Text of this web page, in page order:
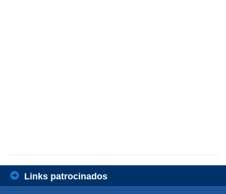
Links patrocinados